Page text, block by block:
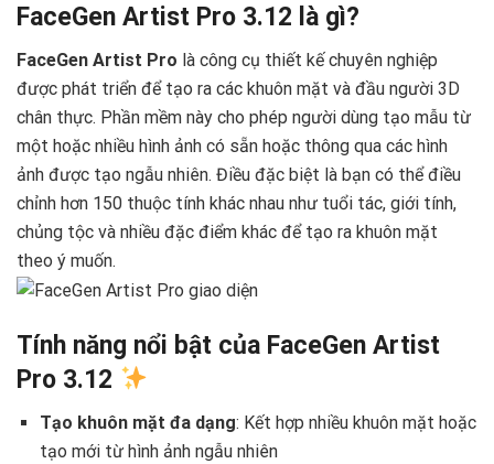
FaceGen Artist Pro 3.12 là gì?
FaceGen Artist Pro là công cụ thiết kế chuyên nghiệp
được phát triển để tạo ra các khuôn mặt và đầu người 3D
chân thực. Phần mềm này cho phép người dùng tạo mẫu từ
một hoặc nhiều hình ảnh có sẵn hoặc thông qua các hình
ảnh được tạo ngẫu nhiên. Điều đặc biệt là bạn có thể điều
chỉnh hơn 150 thuộc tính khác nhau như tuổi tác, giới tính,
chủng tộc và nhiều đặc điểm khác để tạo ra khuôn mặt
theo ý muốn.
Tính năng nổi bật của FaceGen Artist
Pro 3.12
Tạo khuôn mặt đa dạng: Kết hợp nhiều khuôn mặt hoặc
tạo mới từ hình ảnh ngẫu nhiên